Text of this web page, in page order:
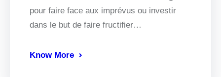
pour faire face aux imprévus ou investir
dans le but de faire fructifier…
Know More